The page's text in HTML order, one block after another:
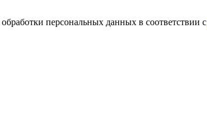
персональных данных в соответствии с